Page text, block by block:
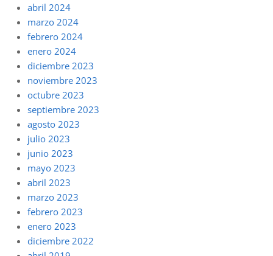
abril 2024
marzo 2024
febrero 2024
enero 2024
diciembre 2023
noviembre 2023
octubre 2023
septiembre 2023
agosto 2023
julio 2023
junio 2023
mayo 2023
abril 2023
marzo 2023
febrero 2023
enero 2023
diciembre 2022